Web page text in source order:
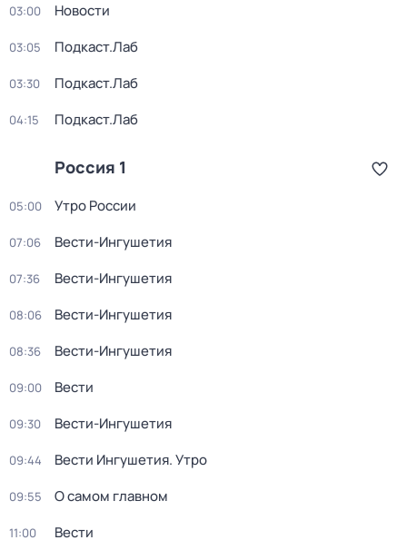
03:00 Новости
03:05 Подкаст.Лаб
03:30 Подкаст.Лаб
04:15 Подкаст.Лаб
Россия 1
05:00 Утро России
07:06 Вести-Ингушетия
07:36 Вести-Ингушетия
08:06 Вести-Ингушетия
08:36 Вести-Ингушетия
09:00 Вести
09:30 Вести-Ингушетия
09:44 Вести Ингушетия. Утро
09:55 О самом главном
11:00 Вести